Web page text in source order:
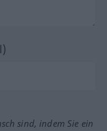
sind, indem Sie ein